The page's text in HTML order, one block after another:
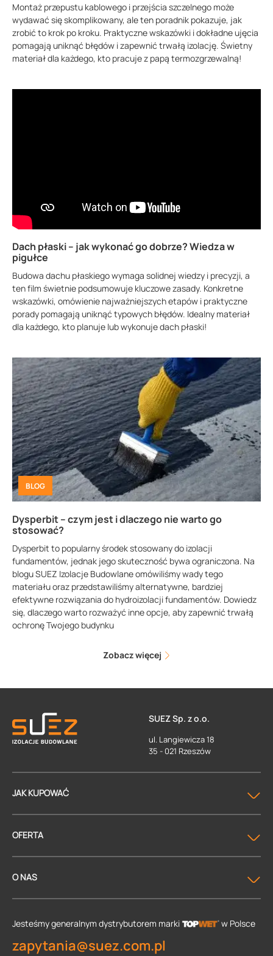
Montaż przepustu kablowego i przejścia szczelnego może
wydawać się skomplikowany, ale ten poradnik pokazuje, jak
zrobić to krok po kroku. Praktyczne wskazówki i dokładne ujęcia
pomagają uniknąć błędów i zapewnić trwałą izolację. Świetny
materiał dla każdego, kto pracuje z papą termozgrzewalną!
Dach płaski – jak wykonać go dobrze? Wiedza w
pigułce
Budowa dachu płaskiego wymaga solidnej wiedzy i precyzji, a
ten film świetnie podsumowuje kluczowe zasady. Konkretne
wskazówki, omówienie najważniejszych etapów i praktyczne
porady pomagają uniknąć typowych błędów. Idealny materiał
dla każdego, kto planuje lub wykonuje dach płaski!
BLOG
Dysperbit – czym jest i dlaczego nie warto go
stosować?
Dysperbit to popularny środek stosowany do izolacji
fundamentów, jednak jego skuteczność bywa ograniczona. Na
blogu SUEZ Izolacje Budowlane omówiliśmy wady tego
materiału oraz przedstawiliśmy alternatywne, bardziej
efektywne rozwiązania do hydroizolacji fundamentów. Dowiedz
się, dlaczego warto rozważyć inne opcje, aby zapewnić trwałą
ochronę Twojego budynku
Zobacz więcej
SUEZ Sp. z o.o.
ul. Langiewicza 18
35 - 021 Rzeszów
JAK KUPOWAĆ
OFERTA
O NAS
Jesteśmy generalnym dystrybutorem marki w Polsce
zapytania@suez.com.pl